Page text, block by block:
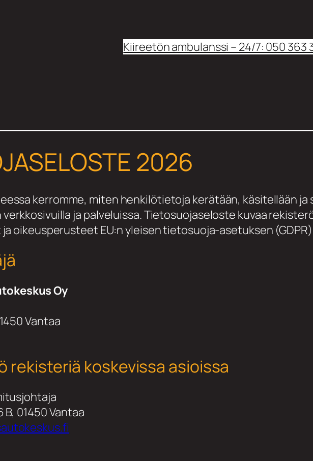
Kiireetön ambulanssi – 24/7: 050 363
2026
kerromme, miten henkilötietoja kerätään, käsitellään ja
verkkosivuilla ja palveluissa. Tietosuojaseloste kuvaa
oikeusperusteet EU:n yleisen tietosuoja-asetuksen
Oy
Vantaa
rekisteriä koskevissa asioissa
01450 Vantaa